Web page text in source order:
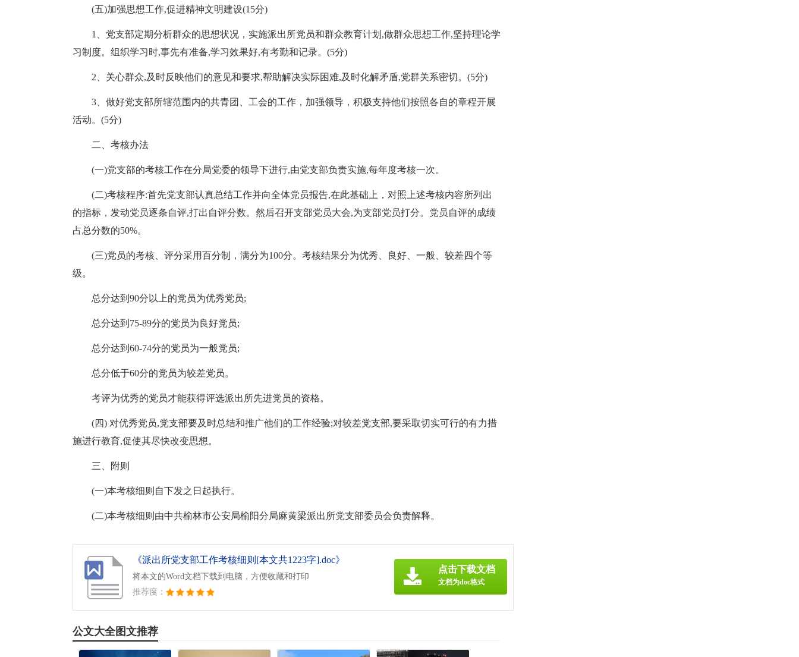
(五)加强思想工作,促进精神文明建设(15分)
1、党支部定期分析群众的思想状况，实施派出所党员和群众教育计划,做群众思想工作,坚持理论学
习制度。组织学习时,事先有准备,学习效果好,有考勤和记录。(5分)
2、关心群众,及时反映他们的意见和要求,帮助解决实际困难,及时化解矛盾,党群关系密切。(5分)
3、做好党支部所辖范围内的共青团、工会的工作，加强领导，积极支持他们按照各自的章程开展
活动。(5分)
二、考核办法
(一)党支部的考核工作在分局党委的领导下进行,由党支部负责实施,每年度考核一次。
(二)考核程序:首先党支部认真总结工作并向全体党员报告,在此基础上，对照上述考核内容所列出
的指标，发动党员逐条自评,打出自评分数。然后召开支部党员大会,为支部党员打分。党员自评的成绩
占总分数的50%。
(三)党员的考核、评分采用百分制，满分为100分。考核结果分为优秀、良好、一般、较差四个等
级。
总分达到90分以上的党员为优秀党员;
总分达到75-89分的党员为良好党员;
总分达到60-74分的党员为一般党员;
总分低于60分的党员为较差党员。
考评为优秀的党员才能获得评选派出所先进党员的资格。
(四) 对优秀党员,党支部要及时总结和推广他们的工作经验;对较差党支部,要采取切实可行的有力措
施进行教育,促使其尽快改变思想。
三、附则
(一)本考核细则自下发之日起执行。
(二)本考核细则由中共榆林市公安局榆阳分局麻黄梁派出所党支部委员会负责解释。
《派出所党支部工作考核细则[本文共1223字].doc》
将本文的Word文档下载到电脑，方便收藏和打印
推荐度：
点击下载文档
文档为doc格式
公文大全图文推荐